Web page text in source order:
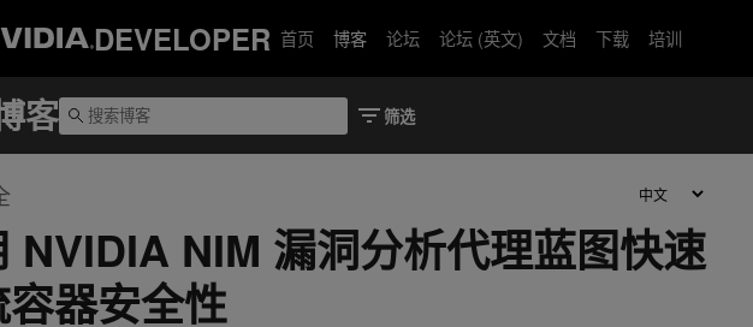
DEVELOPER 首页 博客 论坛 论坛 (英文) 文档 下载 培训
NVIDIA NIM 漏洞分析代理蓝图快速
器安全性